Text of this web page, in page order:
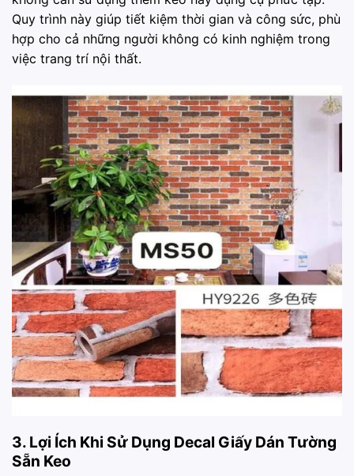
Quy trình này giúp tiết kiệm thời gian và công sức, phù
hợp cho cả những người không có kinh nghiệm trong
việc trang trí nội thất.
3. Lợi Ích Khi Sử Dụng Decal Giấy Dán Tường
Sẵn Keo